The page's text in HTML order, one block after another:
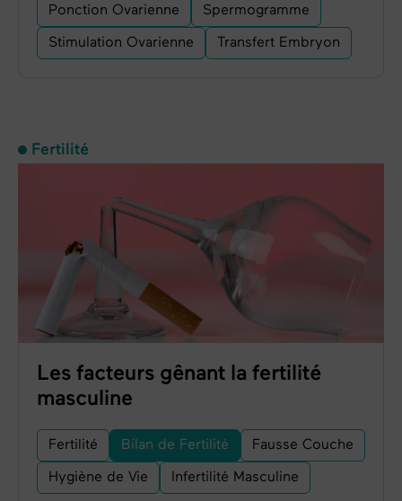
Ponction Ovarienne Spermogramme
Stimulation Ovarienne Transfert Embryon
Fertilité
Les facteurs gênant la fertilité
masculine
Fertilité Bilan de Fertilité Fausse Couche
Hygiène de Vie Infertilité Masculine